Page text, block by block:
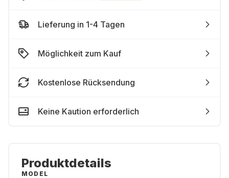
Lieferung in 1-4 Tagen
Möglichkeit zum Kauf
Kostenlose Rücksendung
Keine Kaution erforderlich
Produktdetails
MODEL